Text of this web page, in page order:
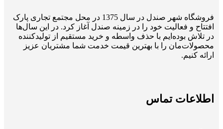
فروشگاه شهر صندل در سال 1375 در محل مجتمع تجاری پارک
افتتاح و فعالیت خود را در زمینه صندل آغاز کرد. در این سال‌ها
در تلاش بوده‌ایم با حذف واسطه و خرید مستقیم از تولیدکننده
محصولات‌مان را با بهترین قیمت خدمت شما مشتریان عزیز
ارائه کنیم.
اطلاعات تماس